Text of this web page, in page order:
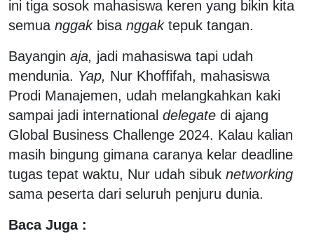
ini tiga sosok mahasiswa keren yang bikin kita
semua nggakbisa nggaktepuk tangan.
Bayangin aja, jadi mahasiswa tapi udah
mendunia. Yap, Nur Khoffifah, mahasiswa
Prodi Manajemen, udah melangkahkan kaki
sampai jadi international delegate di ajang
Global Business Challenge 2024. Kalau kalian
masih bingung gimana caranya kelar deadline
tugas tepat waktu, Nur udah sibuk networking
sama peserta dari seluruh penjuru dunia.
Baca Juga :